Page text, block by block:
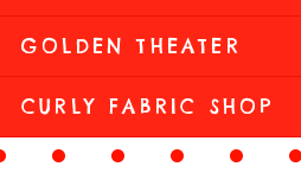
GOLDEN THEATER
CURLY FABRIC SHOP